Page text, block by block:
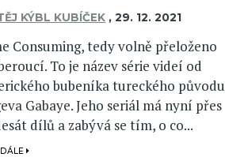
KÝBL KUBÍČEK ,29. 12. 2021
Consuming, tedy volně přeloženo
To je název série videí od
bubeníka tureckého původu
Gabaye. Jeho seriál má nyní přes
dílů a zabývá se tím, o co...
DÁLE